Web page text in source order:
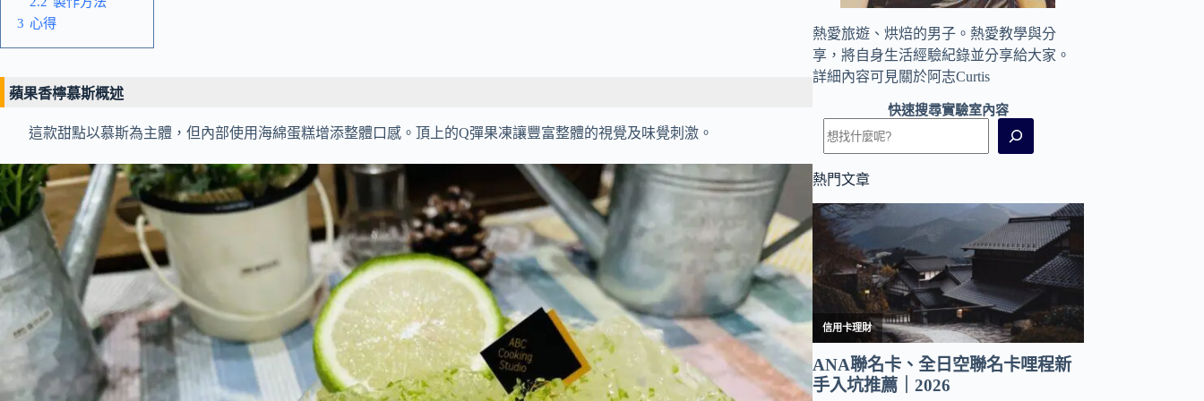
3 心得
蘋果香檸慕斯概述
這款甜點以慕斯為主體，但內部使用海綿蛋糕增添整體口感。頂上的Q彈果凍讓豐富整體的視覺及味覺刺激。
熱愛旅遊、烘焙的男子。熱愛教學與分
享，將自身生活經驗紀錄並分享給大家。
詳細內容可見關於阿志Curtis
快速搜尋實驗室內容
熱門文章